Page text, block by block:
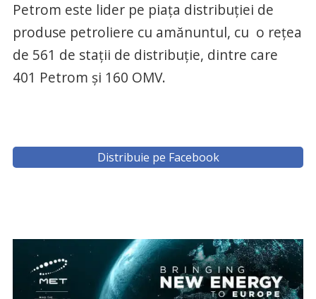
Petrom este lider pe piața distribuției de
produse petroliere cu amănuntul, cu o rețea
de 561 de stații de distribuție, dintre care
401 Petrom și 160 OMV.
Distribuie pe Facebook